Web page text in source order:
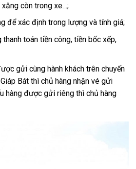
còn trong xe…;
để xác định trong lượng và tính giá;
thanh toán tiền công, tiền bốc xếp,
gửi cùng hành khách trên chuyến
Bát thì chủ hàng nhận vé gửi
hàng được gửi riêng thì chủ hàng